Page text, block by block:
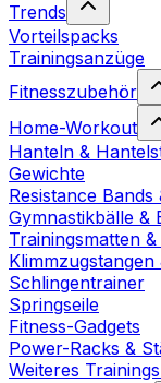
Trends
Vorteilspacks
Trainingsanzüge
Fitnesszubehör
Home-Workout
Hanteln &
Gewichte
Resistance Bands
Gymnastikbälle &
Trainingsmatten
Schlingentrainer
Springseile
Fitness-Gadgets
Power-Racks &
Weiteres